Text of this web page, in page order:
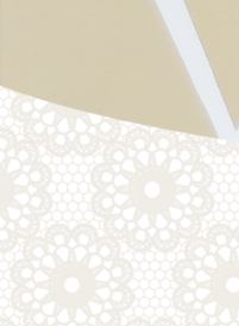
ツ
へ
ス
キ
プ